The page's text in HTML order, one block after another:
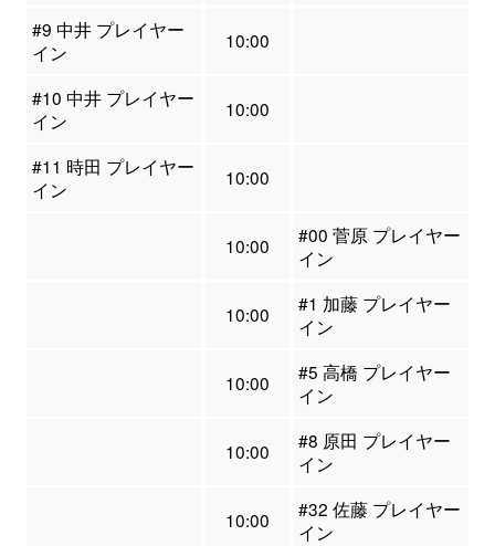
#9 中井 プレイヤー
イン
10:00
#10 中井 プレイヤー
イン
10:00
#11 時田 プレイヤー
イン
10:00
10:00
#00 菅原 プレイヤー
イン
10:00
#1 加藤 プレイヤー
イン
10:00
#5 高橋 プレイヤー
イン
10:00
#8 原田 プレイヤー
イン
10:00
#32 佐藤 プレイヤー
イン